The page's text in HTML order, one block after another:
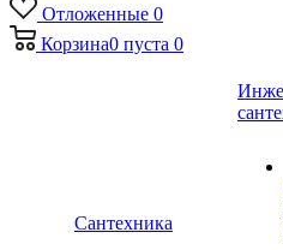
Отложенные 0
Корзина0 пуста 0
Сантехника